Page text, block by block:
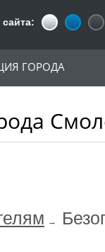
сайта:
ГОРОДА